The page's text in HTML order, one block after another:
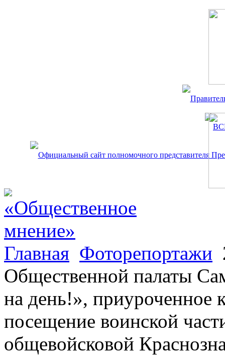
Главная Фоторепортажи
Общественной палаты
на день!», приуроченное
посещение воинской
общевойсковой